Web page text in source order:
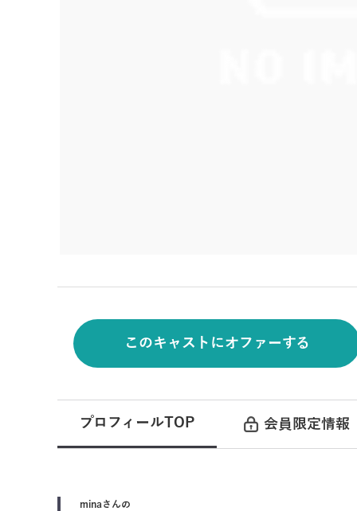
このキャストにオファーする
プロフィールTOP 会員限定情報
minaさんの